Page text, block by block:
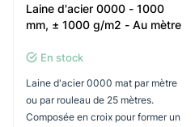
Laine d'acier 0000 - 1000
mm, ± 1000 g/m2 - Au mètre
En stock
Laine d'acier 0000 mat par mètre
ou par rouleau de 25 mètres.
Composée en croix pour former un